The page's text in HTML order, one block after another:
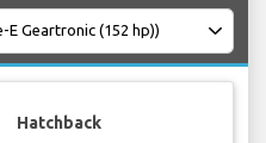
Hatchback